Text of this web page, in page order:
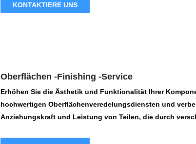
Geräten bis hin zu komplexen mechanischen Baugruppen
KONTAKTIERE UNS
Oberflächen -Finishing -Service
Erhöhen Sie die Ästhetik und Funktionalität Ihrer
hochwertigen Oberflächenveredelungsdiensten und
Anziehungskraft und Leistung von Teilen, die durch